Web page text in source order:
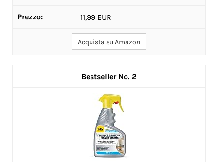
11,99 EUR
Acquista su Amazon
2